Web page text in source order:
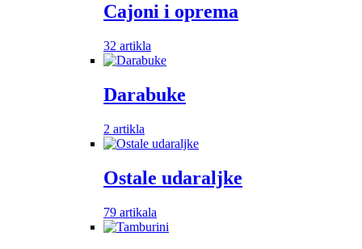
Cajoni i oprema
32 artikla
Darabuke
2 artikla
Ostale udaraljke
79 artikala